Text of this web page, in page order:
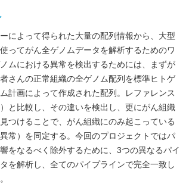
によって得られた大量の配列情報から、大型
ってがん全ゲノムデータを解析するためのワ
ムにおける異常を検出するためには、まずが
さんの正常組織の全ゲノム配列を標準ヒトゲ
計画によって作成された配列。レファレンス
と比較し、その違いを検出し、更にがん組織
つけることで、がん組織にのみ起こっている
常）を同定する。今回のプロジェクトではパ
をなるべく除外するために、3つの異なるパイ
を解析し、全てのパイプラインで完全一致し